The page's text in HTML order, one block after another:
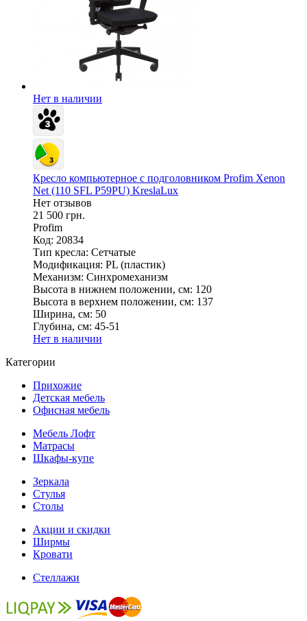
Нет в наличии
Кресло компьютерное с подголовником Profim Xenon
Net (110 SFL P59PU) KreslaLux
Нет отзывов
21 500 грн.
Profim
Код: 20834
Тип кресла: Сетчатые
Модификация: PL (пластик)
Механизм: Синхромеханизм
Высота в нижнем положении, см: 120
Высота в верхнем положении, см: 137
Ширина, см: 50
Глубина, см: 45-51
Нет в наличии
Категории
Прихожие
Детская мебель
Офисная мебель
Мебель Лофт
Матрасы
Шкафы-купе
Зеркала
Стулья
Столы
Акции и скидки
Ширмы
Кровати
Стеллажи